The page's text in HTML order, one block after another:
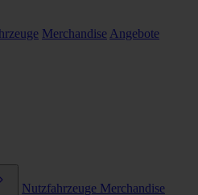
Merchandise Angebote
Nutzfahrzeuge Merchandise